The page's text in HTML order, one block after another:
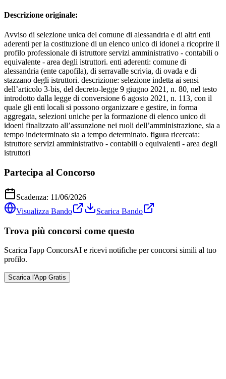
Descrizione originale:
Avviso di selezione unica del comune di alessandria e di altri enti
aderenti per la costituzione di un elenco unico di idonei a ricoprire il
profilo professionale di istruttore servizi amministrativo - contabili o
equivalente - area degli istruttori. enti aderenti: comune di
alessandria (ente capofila), di serravalle scrivia, di ovada e di
stazzano degli istruttori. descrizione: selezione indetta ai sensi
dell’articolo 3-bis, del decreto-legge 9 giugno 2021, n. 80, nel testo
introdotto dalla legge di conversione 6 agosto 2021, n. 113, con il
quale gli enti locali si possono organizzare e gestire, in forma
aggregata, selezioni uniche per la formazione di elenco unico di
idoeni finalizzato all’assunzione nei ruoli dell’amministrazione, sia a
tempo indeterminato sia a tempo determinato. figura ricercata:
istruttore servizi amministrativo - contabili o equivalenti - area degli
istruttori
Partecipa al Concorso
Scadenza: 11/06/2026
Visualizza Bando
Scarica Bando
Trova più concorsi come questo
Scarica l'app ConcorsAI e ricevi notifiche per concorsi simili al tuo
profilo.
Scarica l'App Gratis